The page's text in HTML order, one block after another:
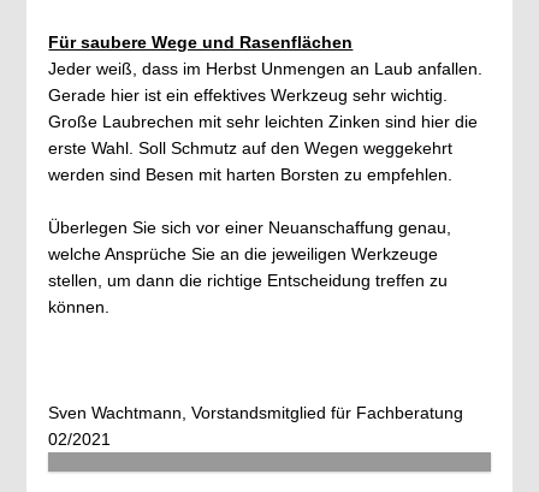
Für saubere Wege und Rasenflächen
Jeder weiß, dass im Herbst Unmengen an Laub anfallen.
Gerade hier ist ein effektives Werkzeug sehr wichtig.
Große Laubrechen mit sehr leichten Zinken sind hier die
erste Wahl. Soll Schmutz auf den Wegen weggekehrt
werden sind Besen mit harten Borsten zu empfehlen.
Überlegen Sie sich vor einer Neuanschaffung genau,
welche Ansprüche Sie an die jeweiligen Werkzeuge
stellen, um dann die richtige Entscheidung treffen zu
können.
Sven Wachtmann, Vorstandsmitglied für Fachberatung
02/2021